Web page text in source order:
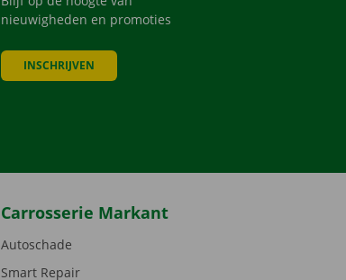
nieuwigheden en promoties
INSCHRIJVEN
Carrosserie Markant
Autoschade
Smart Repair